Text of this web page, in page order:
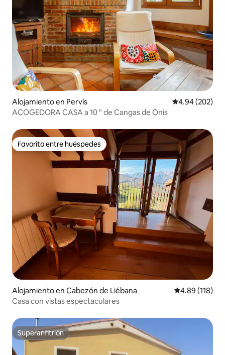
Alojamiento en Pervís Calificación
4.94 (202)
ACOGEDORA CASA a 10 " de Cangas de Onis
Favorito entre huéspedes
Favorito entre huéspedes
Alojamiento en Cabezón de Liébana Calificación
4.89 (118)
Casa con vistas espectaculares
Superanfitrión
Superanfitrión